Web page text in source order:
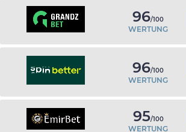
96/100
WERTUNG
96/100
WERTUNG
95/100
WERTUNG